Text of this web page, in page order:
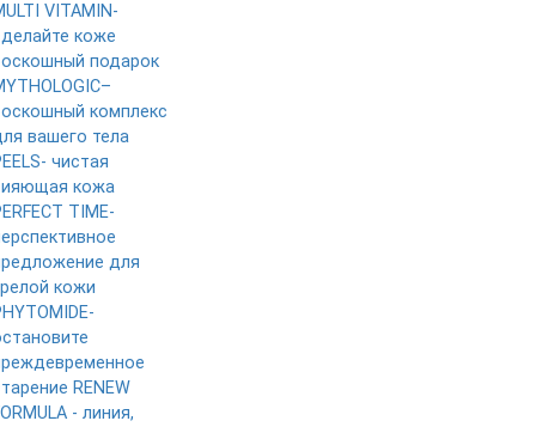
VITAMIN-
коже
подарок
комплекс
вашего тела
чистая
кожа
TIME-
для
кожи
RENEW
- линия,